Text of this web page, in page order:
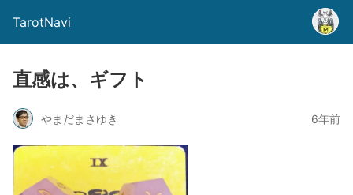
TarotNavi
直感は、ギフト
やまだまさゆき 6年前